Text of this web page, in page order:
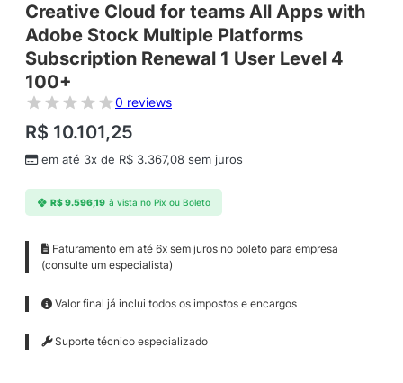
Creative Cloud for teams All Apps with
Adobe Stock Multiple Platforms
Subscription Renewal 1 User Level 4
100+
0 reviews
R$ 10.101,25
em até 3x de R$ 3.367,08 sem juros
R$9.596,19 à vista no Pix ou Boleto
Faturamento em até 6x sem juros no boleto para empresa
(consulte um especialista)
Valor final já inclui todos os impostos e encargos
Suporte técnico especializado